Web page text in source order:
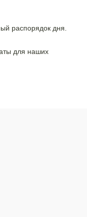
распорядок дня.
для наших